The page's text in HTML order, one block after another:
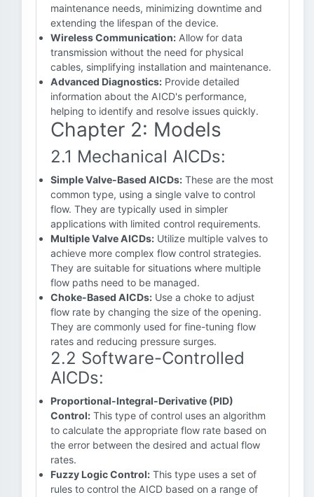
maintenance needs, minimizing downtime and
extending the lifespan of the device.
Wireless Communication: Allow for data
transmission without the need for physical
cables, simplifying installation and maintenance.
Advanced Diagnostics: Provide detailed
information about the AICD's performance,
helping to identify and resolve issues quickly.
Chapter 2: Models
2.1 Mechanical AICDs:
Simple Valve-Based AICDs: These are the most
common type, using a single valve to control
flow. They are typically used in simpler
applications with limited control requirements.
Multiple Valve AICDs: Utilize multiple valves to
achieve more complex flow control strategies.
They are suitable for situations where multiple
flow paths need to be managed.
Choke-Based AICDs: Use a choke to adjust
flow rate by changing the size of the opening.
They are commonly used for fine-tuning flow
rates and reducing pressure surges.
2.2 Software-Controlled
AICDs:
Proportional-Integral-Derivative (PID)
Control: This type of control uses an algorithm
to calculate the appropriate flow rate based on
the error between the desired and actual flow
rates.
Fuzzy Logic Control: This type uses a set of
rules to control the AICD based on a range of